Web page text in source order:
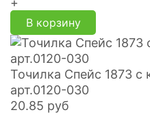
В корзину
Точилка Спейс 1873 с
арт.0120-030
20.85 руб